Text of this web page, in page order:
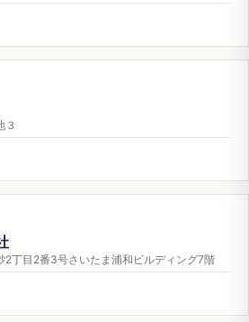
３
2丁目2番3号さいたま浦和ビルディング7階